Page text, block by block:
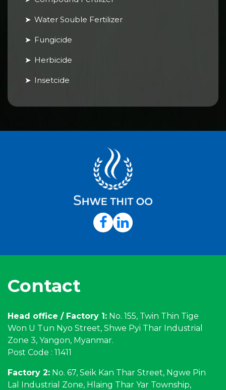
Water Souble Fertilizer
Fungicide
Herbicide
Insetcide
Contact
Head office / Factory 1: No. 155, Twin Thin Tige
Won U Tun Nyo Street, Shwe Pyi Thar Industrial
Zone 3, Yangon, Myanmar.
Post Code : 11411
Factory 2: No. 67, Seik Kan Thar Street, Ngwe Pin
Lal Industrial Zone, Hlaing Thar Yar Township,